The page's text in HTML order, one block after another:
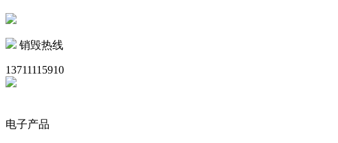
销毁热线
13711115910
电子产品